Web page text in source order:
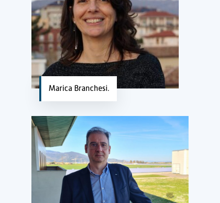
Marica Branchesi.